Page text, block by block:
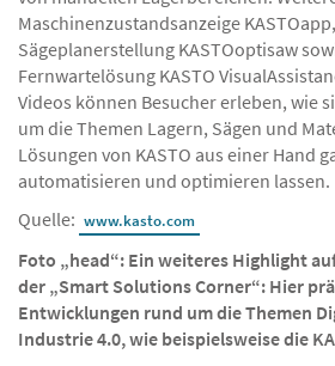
Maschinenzustandsanzeige
Sägeplanerstellung KASTOoptisaw
Fernwartelösung KASTO
Videos können Besucher erleben, wie
um die Themen Lagern, Sägen und
Lösungen von KASTO aus einer Hand
automatisieren und optimieren lassen.
Quelle: www.kasto.com
Foto „head“: Ein weiteres Highlight
der „Smart Solutions Corner“: Hier
Entwicklungen rund um die Themen
Industrie 4.0, wie beispielsweise die